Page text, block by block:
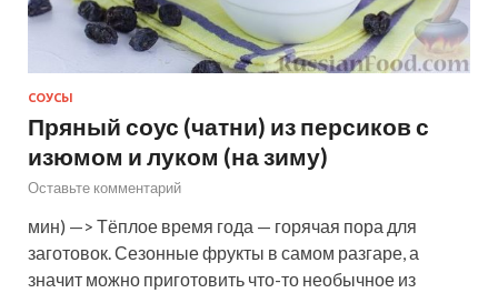
СОУСЫ
Пряный соус (чатни) из персиков с
изюмом и луком (на зиму)
Оставьте комментарий
мин) —> Тёплое время года — горячая пора для
заготовок. Сезонные фрукты в самом разгаре, а
значит можно приготовить что-то необычное из